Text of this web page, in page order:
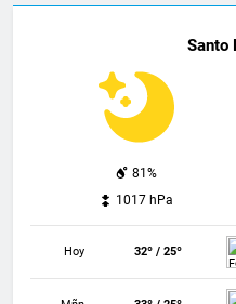
Santo
81%
1017 hPa
Hoy 32º / 25º